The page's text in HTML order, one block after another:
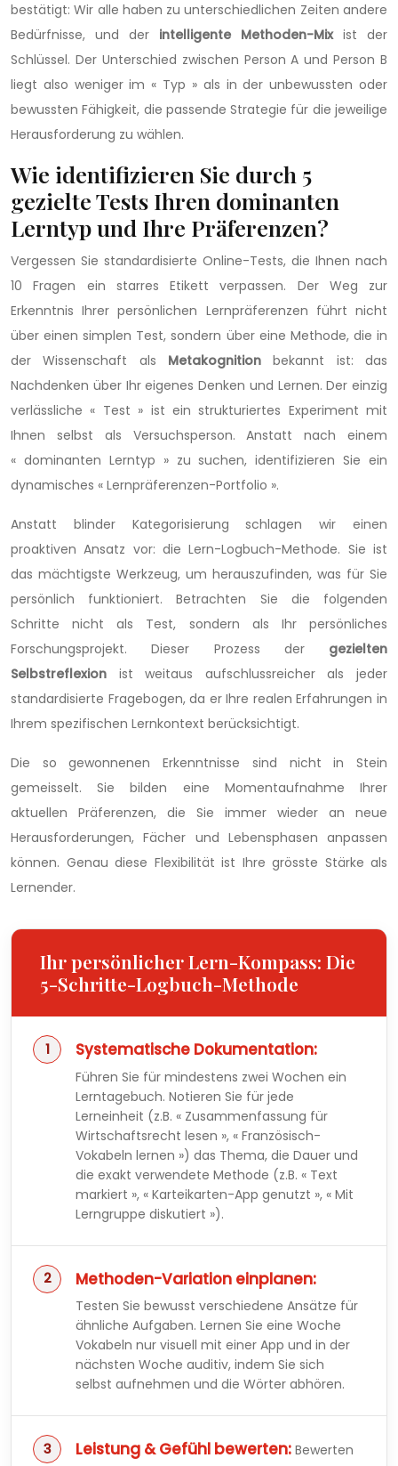
bestätigt: Wir alle haben zu unterschiedlichen Zeiten andere
Bedürfnisse, und der intelligente Methoden-Mixist der
Schlüssel. Der Unterschied zwischen Person A und Person B
liegt also weniger im « Typ » als in der unbewussten oder
bewussten Fähigkeit, die passende Strategie für die jeweilige
Herausforderung zu wählen.
Wie identifizieren Sie durch 5
gezielte Tests Ihren dominanten
Lerntyp und Ihre Präferenzen?
Vergessen Sie standardisierte Online-Tests, die Ihnen nach
10 Fragen ein starres Etikett verpassen. Der Weg zur
Erkenntnis Ihrer persönlichen Lernpräferenzen führt nicht
über einen simplen Test, sondern über eine Methode, die in
der Wissenschaft als Metakognition bekannt ist: das
Nachdenken über Ihr eigenes Denken und Lernen. Der einzig
verlässliche « Test » ist ein strukturiertes Experiment mit
Ihnen selbst als Versuchsperson. Anstatt nach einem
« dominanten Lerntyp » zu suchen, identifizieren Sie ein
dynamisches « Lernpräferenzen-Portfolio ».
Anstatt blinder Kategorisierung schlagen wir einen
proaktiven Ansatz vor: die Lern-Logbuch-Methode. Sie ist
das mächtigste Werkzeug, um herauszufinden, was für Sie
persönlich funktioniert. Betrachten Sie die folgenden
Schritte nicht als Test, sondern als Ihr persönliches
Forschungsprojekt. Dieser Prozess der gezielten
Selbstreflexion ist weitaus aufschlussreicher als jeder
standardisierte Fragebogen, da er Ihre realen Erfahrungen in
Ihrem spezifischen Lernkontext berücksichtigt.
Die so gewonnenen Erkenntnisse sind nicht in Stein
gemeisselt. Sie bilden eine Momentaufnahme Ihrer
aktuellen Präferenzen, die Sie immer wieder an neue
Herausforderungen, Fächer und Lebensphasen anpassen
können. Genau diese Flexibilität ist Ihre grösste Stärke als
Lernender.
Ihr persönlicher Lern-Kompass: Die
5-Schritte-Logbuch-Methode
Systematische Dokumentation:
Führen Sie für mindestens zwei Wochen ein
Lerntagebuch. Notieren Sie für jede
Lerneinheit (z.B. « Zusammenfassung für
Wirtschaftsrecht lesen », « Französisch-
Vokabeln lernen ») das Thema, die Dauer und
die exakt verwendete Methode (z.B. « Text
markiert », « Karteikarten-App genutzt », « Mit
Lerngruppe diskutiert »).
Methoden-Variation einplanen:
Testen Sie bewusst verschiedene Ansätze für
ähnliche Aufgaben. Lernen Sie eine Woche
Vokabeln nur visuell mit einer App und in der
nächsten Woche auditiv, indem Sie sich
selbst aufnehmen und die Wörter abhören.
Leistung & Gefühl bewerten: Bewerten